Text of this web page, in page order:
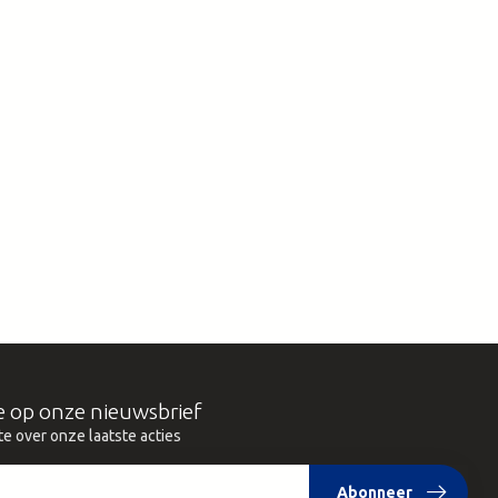
op onze nieuwsbrief
over onze laatste acties
Abonneer